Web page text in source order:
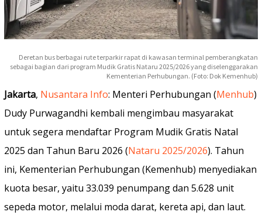
Deretan bus berbagai rute terparkir rapat di kawasan terminal pemberangkatan
sebagai bagian dari program Mudik Gratis Nataru 2025/2026 yang diselenggarakan
Kementerian Perhubungan. (Foto: Dok Kemenhub)
Jakarta, Nusantara Info: Menteri Perhubungan (Menhub)
Dudy Purwagandhi kembali mengimbau masyarakat
untuk segera mendaftar Program Mudik Gratis Natal
2025 dan Tahun Baru 2026 (Nataru 2025/2026). Tahun
ini, Kementerian Perhubungan (Kemenhub) menyediakan
kuota besar, yaitu 33.039 penumpang dan 5.628 unit
sepeda motor, melalui moda darat, kereta api, dan laut.